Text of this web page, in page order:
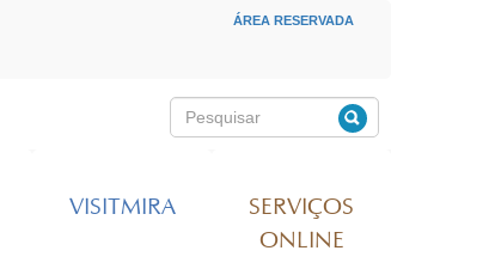
ÁREA RESERVADA
Formulário de
Pesquisar
VISITMIRA
SERVIÇOS
ONLINE